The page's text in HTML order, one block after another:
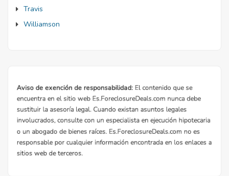
Travis
Williamson